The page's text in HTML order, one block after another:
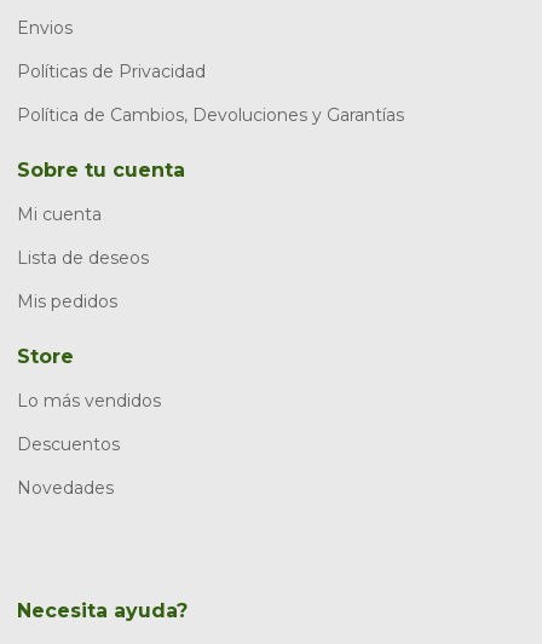
Envios
Políticas de Privacidad
Política de Cambios, Devoluciones y Garantías
Sobre tu cuenta
Mi cuenta
Lista de deseos
Mis pedidos
Store
Lo más vendidos
Descuentos
Novedades
Necesita ayuda?